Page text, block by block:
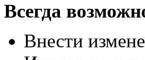
Всегда
Внести